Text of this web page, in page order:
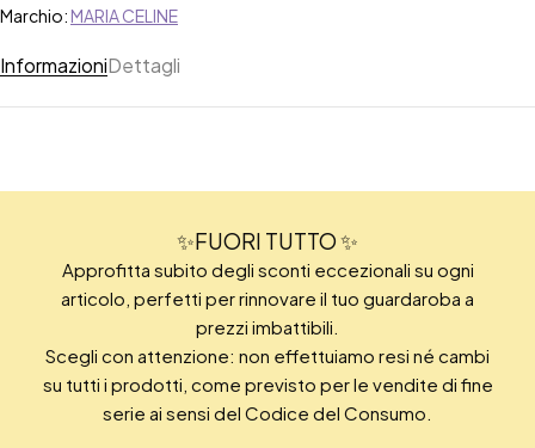
Marchio: MARIA CELINE
InformazioniDettagli
✨FUORI TUTTO ✨
Approfitta subito degli sconti eccezionali su ogni
articolo, perfetti per rinnovare il tuo guardaroba a
prezzi imbattibili.
Scegli con attenzione: non effettuiamo resi né cambi
su tutti i prodotti, come previsto per le vendite di fine
serie ai sensi del Codice del Consumo.